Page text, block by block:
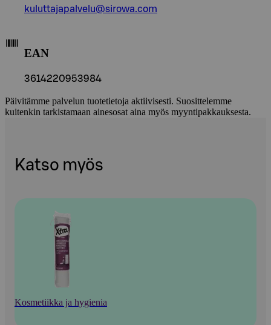
kuluttajapalvelu@sirowa.com
EAN
3614220953984
Päivitämme palvelun tuotetietoja aktiivisesti. Suosittelemme
kuitenkin tarkistamaan ainesosat aina myös myyntipakkauksesta.
Katso myös
Kosmetiikka ja hygienia